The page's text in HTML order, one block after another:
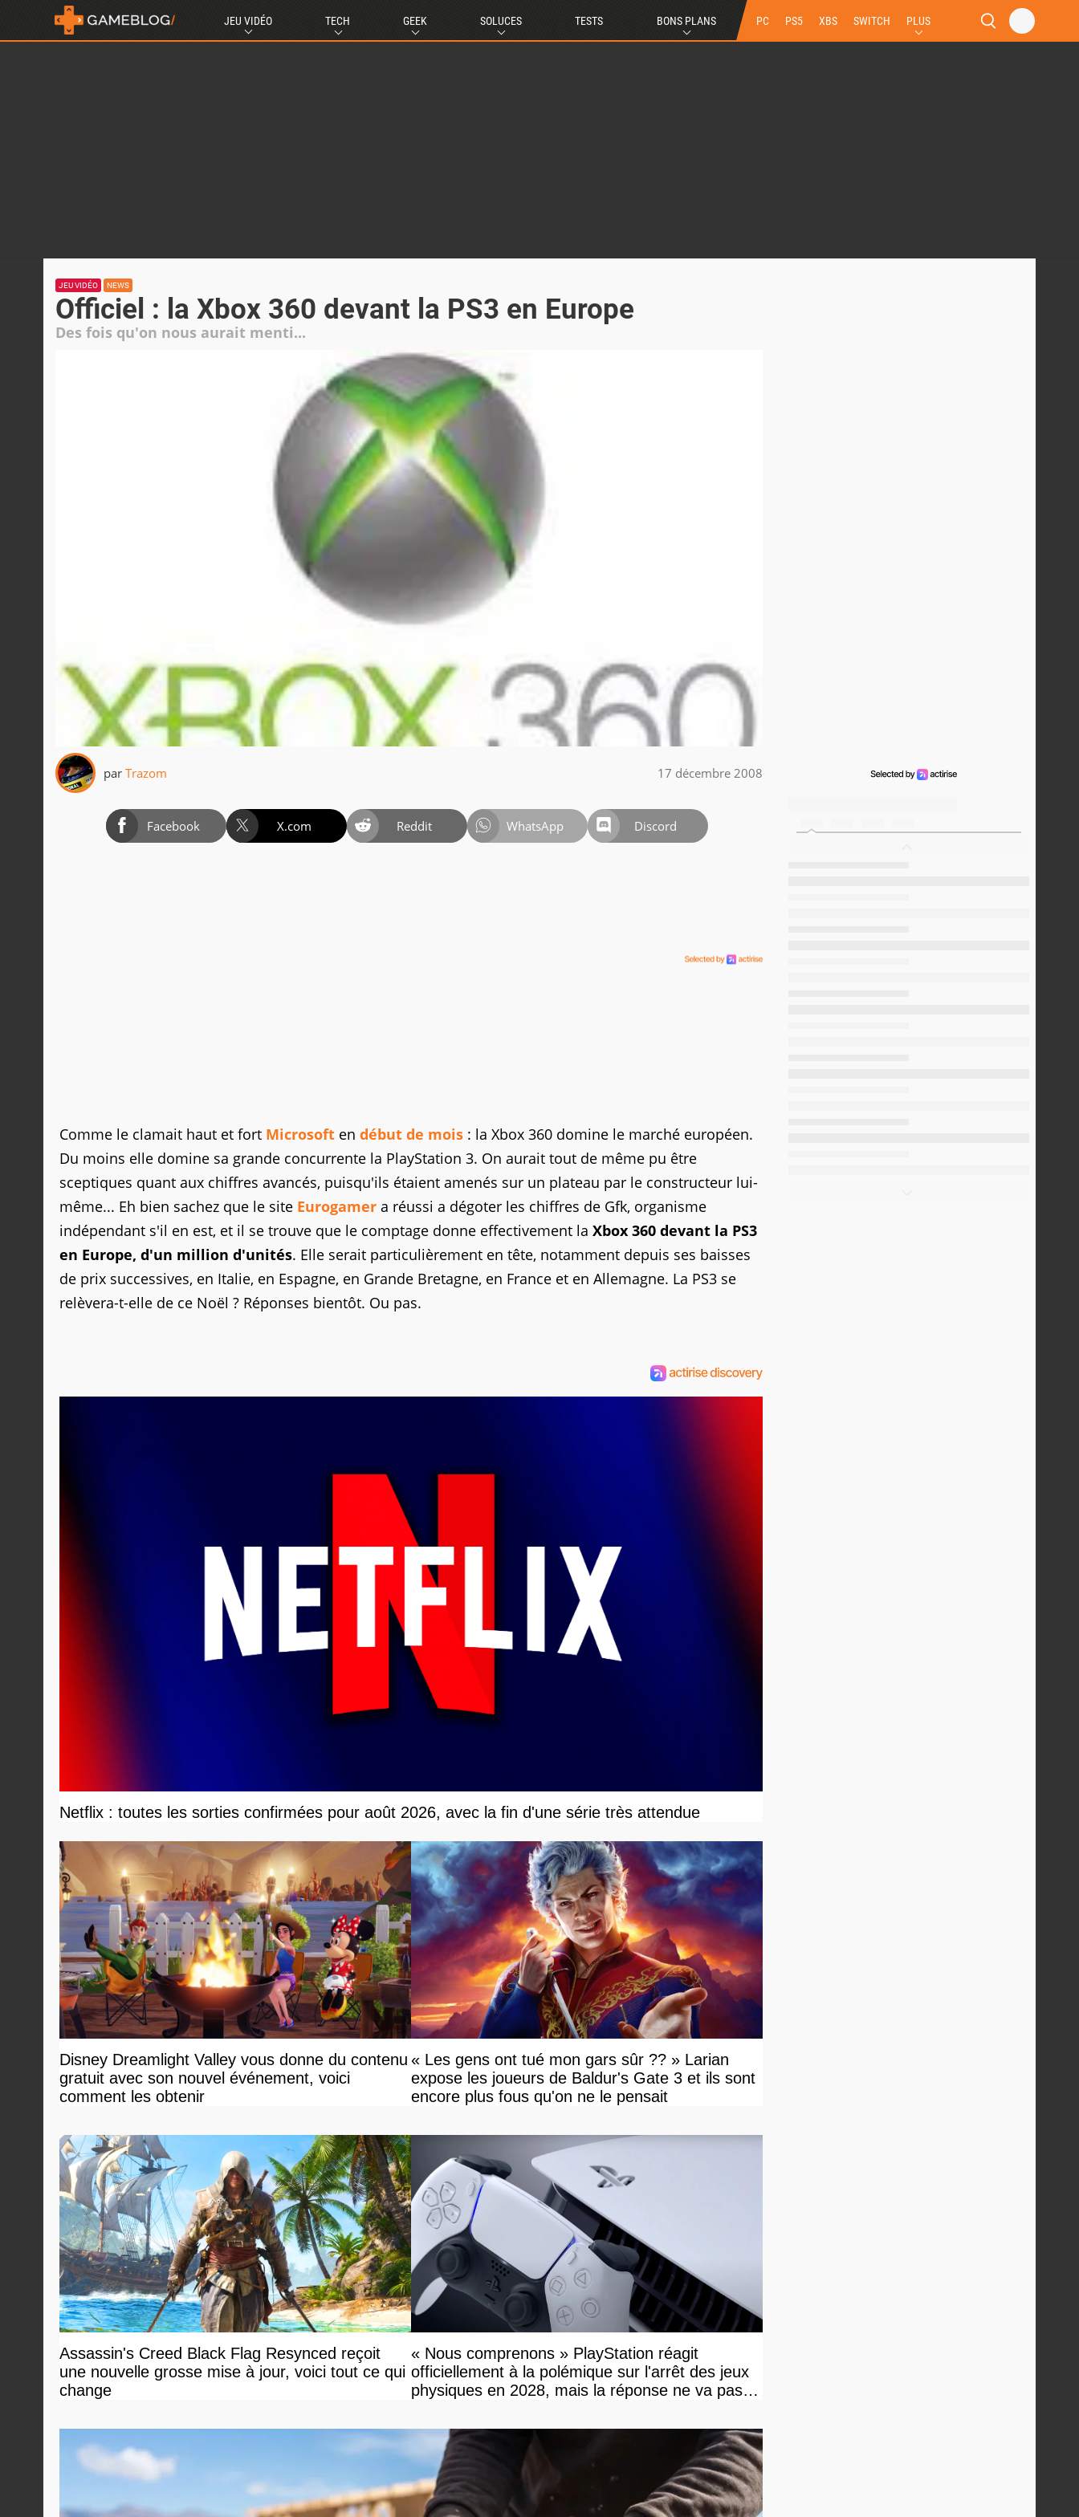
JEU VIDÉO TECH GEEK SOLUCES TESTS BONS PLANS PC PS5 XBS SWITCH PLUS
JEU VIDÉO NEWS
Officiel : la Xbox 360 devant la PS3 en Europe
Des fois qu'on nous aurait menti...
par Trazom 17 décembre 2008
Facebook X.com Reddit WhatsApp Discord
Comme le clamait haut et fort Microsoft en début de mois : la Xbox 360 domine le marché européen.
Du moins elle domine sa grande concurrente la PlayStation 3. On aurait tout de même pu être
sceptiques quant aux chiffres avancés, puisqu'ils étaient amenés sur un plateau par le constructeur lui-
même... Eh bien sachez que le site Eurogamer a réussi a dégoter les chiffres de Gfk, organisme
indépendant s'il en est, et il se trouve que le comptage donne effectivement la Xbox 360 devant la PS3
en Europe, d'un million d'unités. Elle serait particulièrement en tête, notamment depuis ses baisses
de prix successives, en Italie, en Espagne, en Grande Bretagne, en France et en Allemagne. La PS3 se
relèvera-t-elle de ce Noël ? Réponses bientôt. Ou pas.
Netflix : toutes les sorties confirmées pour août 2026, avec la fin d'une série très attendue
Disney Dreamlight Valley vous donne du contenu
gratuit avec son nouvel événement, voici
comment les obtenir
« Les gens ont tué mon gars sûr ?? » Larian
expose les joueurs de Baldur's Gate 3 et ils sont
encore plus fous qu'on ne le pensait
Assassin's Creed Black Flag Resynced reçoit
une nouvelle grosse mise à jour, voici tout ce qui
change
« Nous comprenons » PlayStation réagit
officiellement à la polémique sur l'arrêt des jeux
physiques en 2028, mais la réponse ne va pas